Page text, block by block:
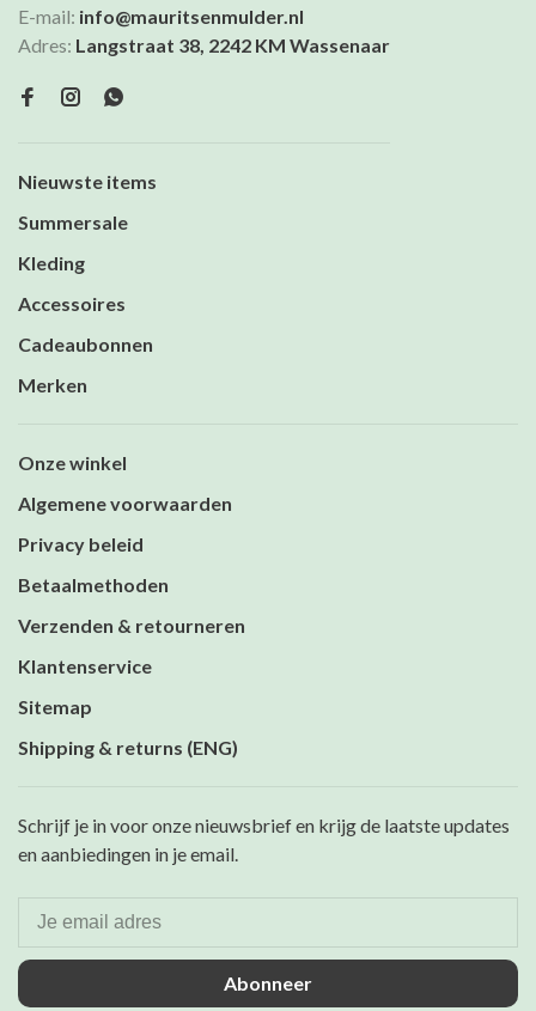
E-mail: info@mauritsenmulder.nl
Adres: Langstraat 38, 2242 KM Wassenaar
Nieuwste items
Summersale
Kleding
Accessoires
Cadeaubonnen
Merken
Onze winkel
Algemene voorwaarden
Privacy beleid
Betaalmethoden
Verzenden & retourneren
Klantenservice
Sitemap
Shipping & returns (ENG)
Schrijf je in voor onze nieuwsbrief en krijg de laatste updates
en aanbiedingen in je email.
Abonneer